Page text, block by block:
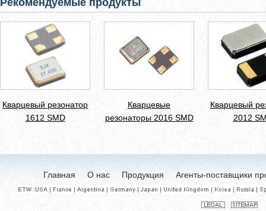
Рекомендуемые продукты
Кварцевый резонатор
1612 SMD
Кварцевые
резонаторы 2016 SMD
Кварцевый
2012
Главная О нас Продукция Агенты-поставщики